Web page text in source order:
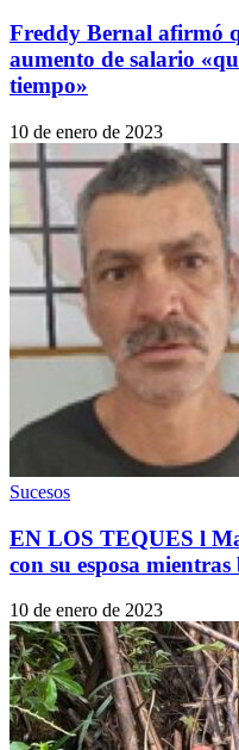
Freddy Bernal afirmó
aumento de salario
tiempo»
10 de enero de 2023
Sucesos
EN LOS TEQUES l
con su esposa
10 de enero de 2023